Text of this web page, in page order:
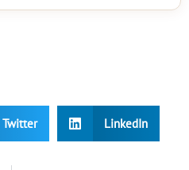
Twitter LinkedIn